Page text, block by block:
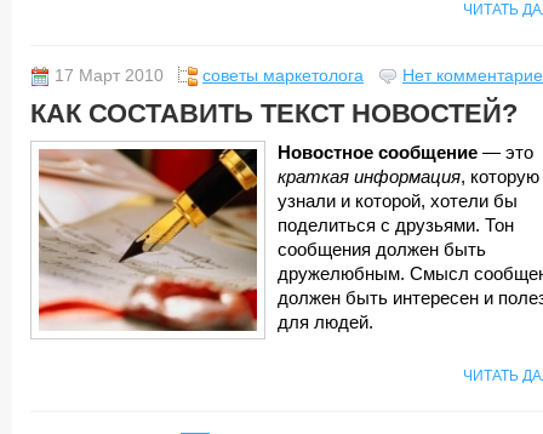
ЧИТАТЬ
17 Март 2010 советы маркетолога Нет
КАК СОСТАВИТЬ ТЕКСТ НОВОСТЕЙ?
Новостное сообщение — это
краткая информация,
узнали и которой, хотели бы
поделиться с друзьями. Тон
сообщения должен быть
дружелюбным. Смысл
должен быть интересен и
для людей.
ЧИТАТЬ